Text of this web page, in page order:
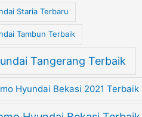
Staria Terbaru
Tambun Terbaik
Tangerang Terbaik
Hyundai Bekasi 2021 Terbaik